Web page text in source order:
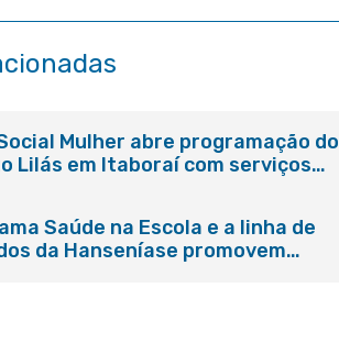
Mulher abre programação do
Lilás em Itaboraí com serviços
Saúde na Escola e a linha de
da Hanseníase promovem